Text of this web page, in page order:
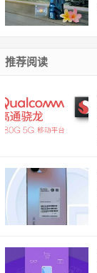
推荐阅读